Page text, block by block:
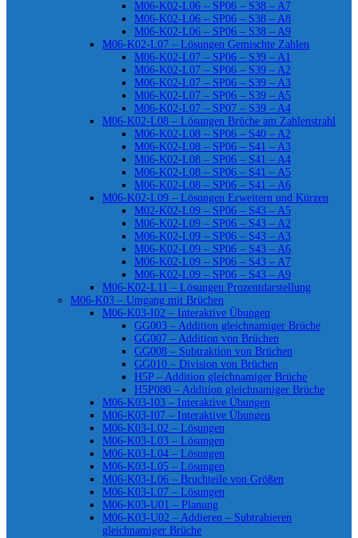
M06-K02-L06 – SP06 – S38 – A7
M06-K02-L06 – SP06 – S38 – A8
M06-K02-L06 – SP06 – S38 – A9
M06-K02-L07 – Lösungen Gemischte Zahlen
M06-K02-L07 – SP06 – S39 – A1
M06-K02-L07 – SP06 – S39 – A2
M06-K02-L07 – SP06 – S39 – A3
M06-K02-L07 – SP06 – S39 – A5
M06-K02-L07 – SP07 – S39 – A4
M06-K02-L08 – Lösungen Brüche am Zahlenstrahl
M06-K02-L08 – SP06 – S40 – A2
M06-K02-L08 – SP06 – S41 – A3
M06-K02-L08 – SP06 – S41 – A4
M06-K02-L08 – SP06 – S41 – A5
M06-K02-L08 – SP06 – S41 – A6
M06-K02-L09 – Lösungen Erweitern und Kürzen
M02-K02-L09 – SP06 – S43 – A5
M06-K02-L09 – SP06 – S43 – A2
M06-K02-L09 – SP06 – S43 – A3
M06-K02-L09 – SP06 – S43 – A6
M06-K02-L09 – SP06 – S43 – A7
M06-K02-L09 – SP06 – S43 – A9
M06-K02-L11 – Lösungen Prozentdarstellung
M06-K03 – Umgang mit Brüchen
M06-K03-I02 – Interaktive Übungen
GG003 – Addition gleichnamiger Brüche
GG007 – Addition von Brüchen
GG008 – Subtraktion von Brüchen
GG010 – Division von Brüchen
H5P – Addition gleichnamiger Brüche
H5P080 – Addition gleichnamiger Brüche
M06-K03-I03 – Interaktive Übungen
M06-K03-I07 – Interaktive Übungen
M06-K03-L02 – Lösungen
M06-K03-L03 – Lösungen
M06-K03-L04 – Lösungen
M06-K03-L05 – Lösungen
M06-K03-L06 – Bruchteile von Größen
M06-K03-L07 – Lösungen
M06-K03-U01 – Planung
M06-K03-U02 – Addieren – Subtrahieren
gleichnamiger Brüche